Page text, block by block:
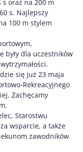
oraz na 200 m
s. Najlepszy
100 m stylem
były dla uczestników
się już 23 maja
Rekreacyjnego
Zachęcamy
Starostwu
wsparcie, a także
zawodników